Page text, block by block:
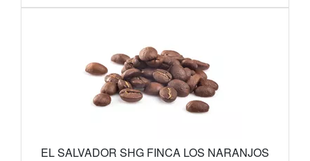
EL SALVADOR SHG FINCA LOS NARANJOS